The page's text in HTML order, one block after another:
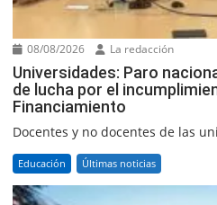
08/08/2026 La redacción
Universidades: Paro
de lucha por el
Financiamiento
Docentes y no docentes de las
Educación Últimas noticias